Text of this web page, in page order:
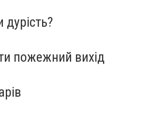
пожежний вихід